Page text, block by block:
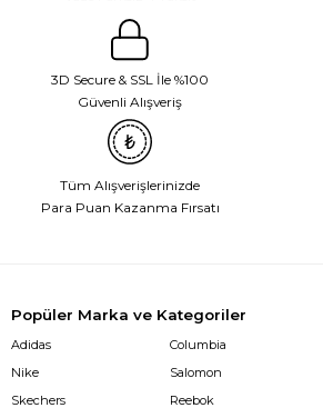
3D Secure & SSL İle %100
Güvenli Alışveriş
Tüm Alışverişlerinizde
Para Puan Kazanma Fırsatı
Popüler Marka ve Kategoriler
Adidas
Nike
Skechers
Columbia
Salomon
Reebok